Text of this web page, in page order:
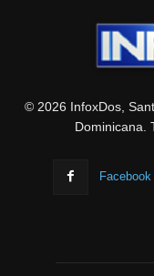
© 2026 InfoxDos,
Dominicana.
Facebook